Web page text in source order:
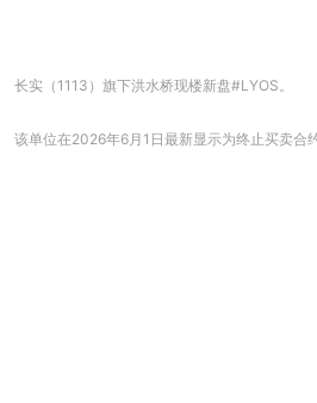
长实（1113）旗下洪水桥现楼新盘#LYOS。
该单位在2026年6月1日最新显示为终止买卖合